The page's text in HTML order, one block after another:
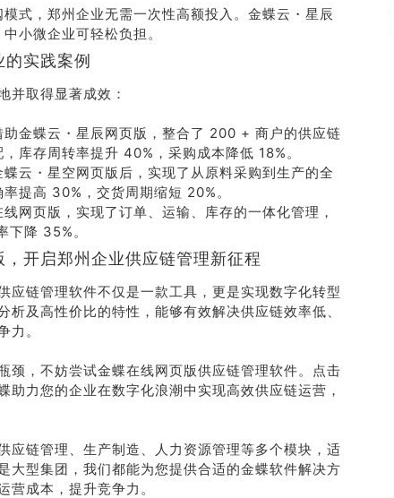
3238
在线沟
模式，郑州企业无需一次性高额投入。金蝶云・星辰
小微企业可轻松负担。
实践案例
并取得显著成效：
助金蝶云・星辰网页版，整合了 200 + 商户的供应链
库存周转率提升 40%，采购成本降低 18%。
蝶云・星空网页版后，实现了从原料采购到生产的全
提高 30%，交货周期缩短 20%。
网页版，实现了订单、运输、库存的一体化管理，
下降 35%。
开启郑州企业供应链管理新征程
应链管理软件不仅是一款工具，更是实现数字化转型
及高性价比的特性，能够有效解决供应链效率低、
力。
颈，不妨尝试金蝶在线网页版供应链管理软件。点击
助力您的企业在数字化浪潮中实现高效供应链运营，
应链管理、生产制造、人力资源管理等多个模块，适
大型集团，我们都能为您提供合适的金蝶软件解决方
营成本，提升竞争力。